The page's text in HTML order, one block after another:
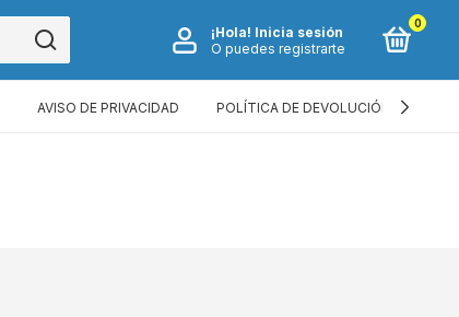
¡Hola! Inicia sesión
O puedes registrarte
0
AVISO DE PRIVACIDAD POLÍTICA DE DEVOLUCIÓN